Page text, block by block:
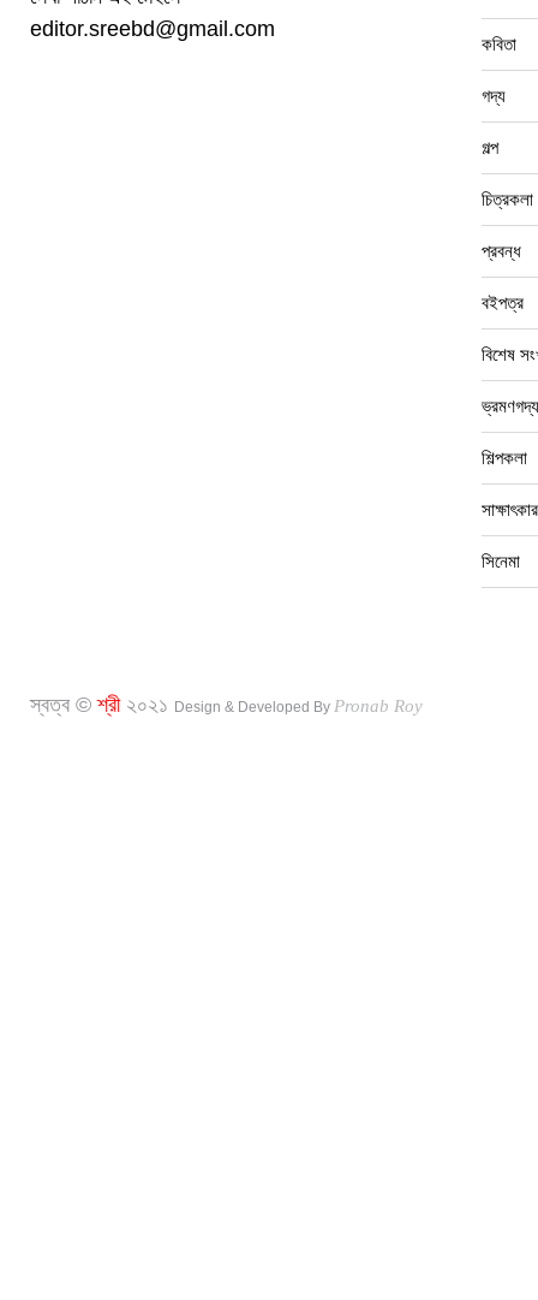
editor.sreebd@gmail.com
কবিতা
গদ্য
গল্প
চিত্রকলা
প্রবন্ধ
বইপত্র
বিশেষ
ভ্রমণগদ্য
শিল্পকলা
সাক্ষাৎকার
সিনেমা
স্বত্ব ©শ্রী ২০২১ Design & Developed By Pronab Roy